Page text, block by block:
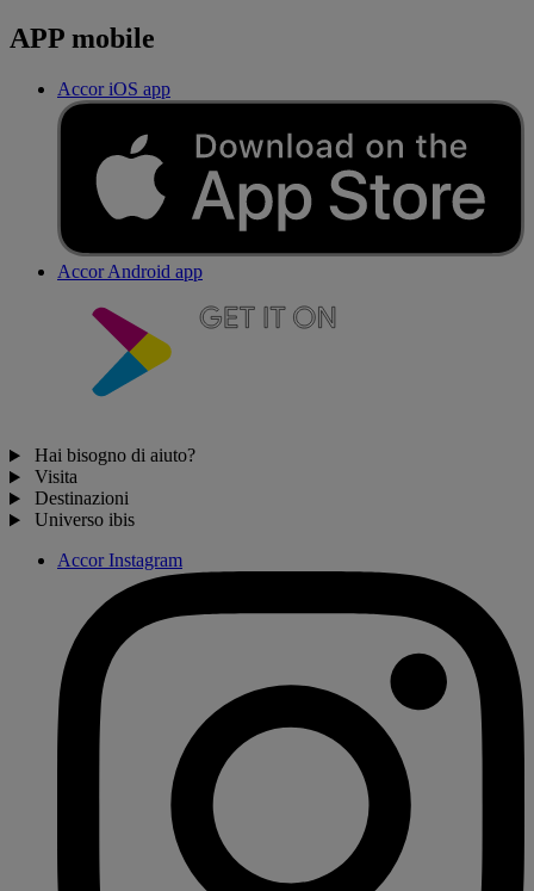
APP mobile
Accor iOS app
Accor Android app
Hai bisogno di aiuto?
Visita
Destinazioni
Universo ibis
Accor Instagram